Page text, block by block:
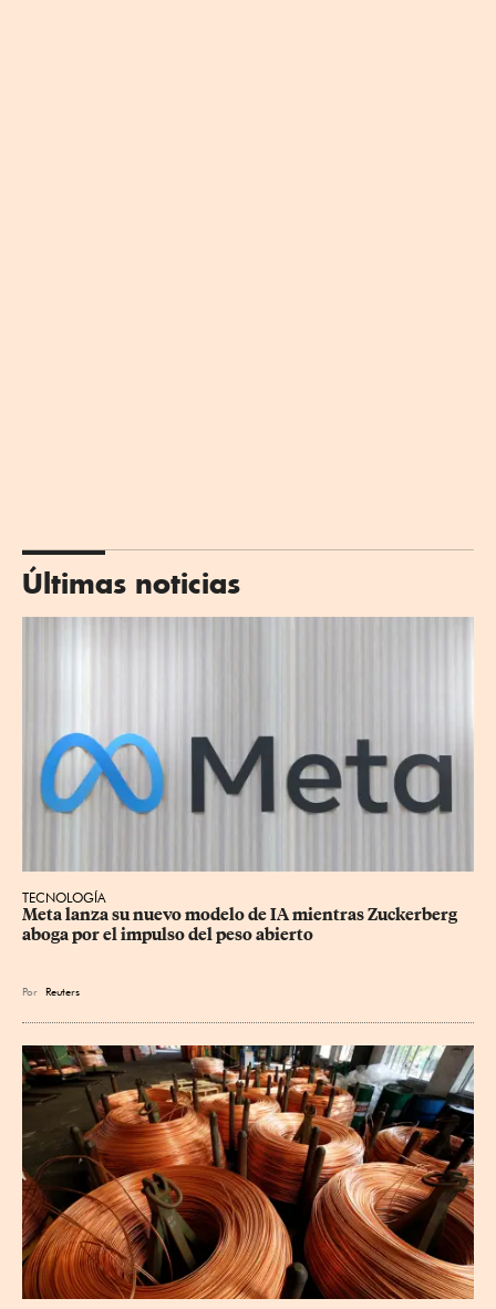
Últimas noticias
TECNOLOGÍA
Meta lanza su nuevo modelo de IA mientras Zuckerberg
aboga por el impulso del peso abierto
Por Reuters